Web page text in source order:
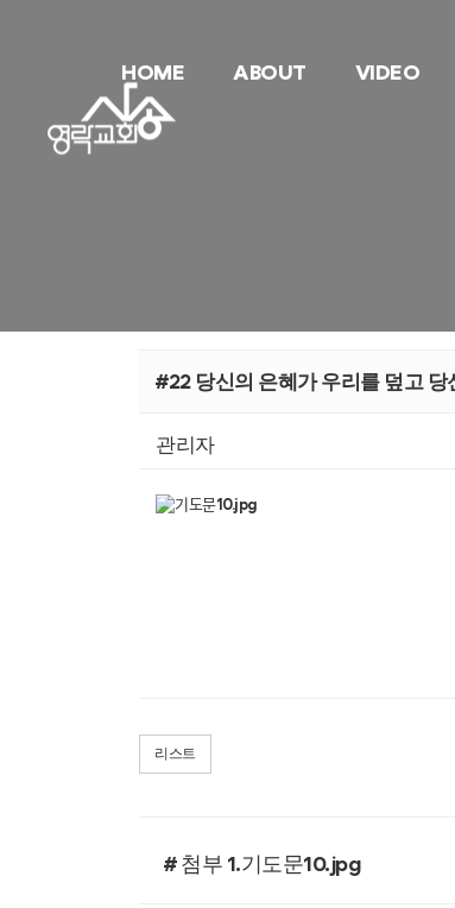
HOME ABOUT VIDEO
#22 당신의 은혜가 우리를 덮고 당
관리자
리스트
# 첨부 1.기도문10.jpg